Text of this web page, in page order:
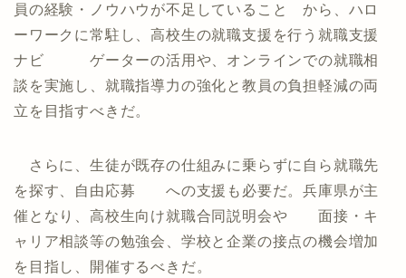
員の経験・ノウハウが不足していること から、ハロ
ーワークに常駐し、高校生の就職支援を行う就職支援
ナビ ゲーターの活用や、オンラインでの就職相
談を実施し、就職指導力の強化と教員の負担軽減の両
立を目指すべきだ。
さらに、生徒が既存の仕組みに乗らずに自ら就職先
を探す、自由応募 への支援も必要だ。兵庫県が主
催となり、高校生向け就職合同説明会や 面接・キ
ャリア相談等の勉強会、学校と企業の接点の機会増加
を目指し、開催するべきだ。